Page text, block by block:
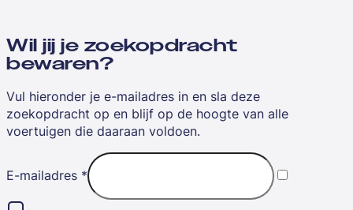
Wil jij je zoekopdracht
bewaren?
Vul hieronder je e-mailadres in en sla deze
zoekopdracht op en blijf op de hoogte van alle
voertuigen die daaraan voldoen.
E-mailadres *